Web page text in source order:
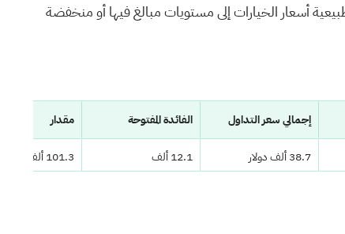
أسعار الخيارات إلى مستويات مبالغ فيها أو منخفضة
إجمالي سعر التداول الفائدة المفتوحة مقدار
38.7 ألف دولار 12.1 ألف 101.3 ألف